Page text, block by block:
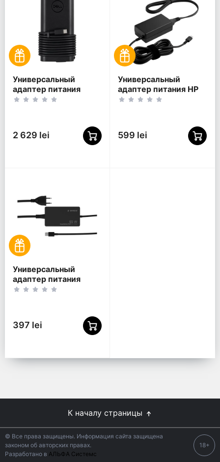
Универсальный
адаптер питания
DELL 165W USB-C
2 629 lei
Универсальный
адаптер питания HP
1P3K6AA, 65Вт
599 lei
Универсальный
адаптер питания
Gembird NPA-AC-
397 lei
К началу страницы
© Все права защищены. Информация сайта защищена
законом об авторских правах.
Разработано в АЛЬФА Системс
18+